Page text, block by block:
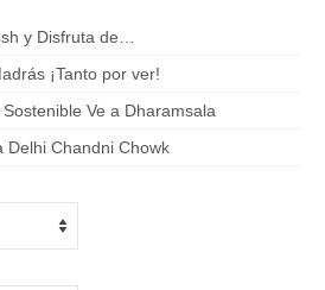
y Disfruta de…
¡Tanto por ver!
Ve a Dharamsala
Delhi Chandni Chowk